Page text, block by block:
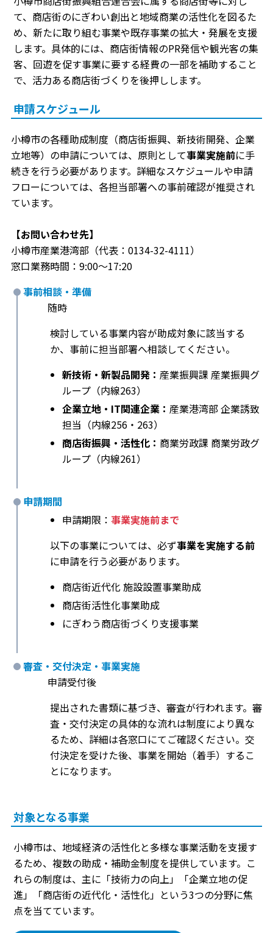
て、商店街のにぎわい創出と地域商業の活性化を図るた
め、新たに取り組む事業や既存事業の拡大・発展を支援
します。具体的には、商店街情報のPR発信や観光客の集
客、回遊を促す事業に要する経費の一部を補助すること
で、活力ある商店街づくりを後押しします。
申請スケジュール
小樽市の各種助成制度（商店街振興、新技術開発、企業
立地等）の申請については、原則として事業実施前に手
続きを行う必要があります。詳細なスケジュールや申請
フローについては、各担当部署への事前確認が推奨され
ています。
【お問い合わせ先】
小樽市産業港湾部（代表：0134-32-4111）
窓口業務時間：9:00〜17:20
事前相談・準備
随時
検討している事業内容が助成対象に該当する
か、事前に担当部署へ相談してください。
新技術・新製品開発： 産業振興課 産業振興グ
ループ（内線263）
企業立地・IT関連企業： 産業港湾部 企業誘致
担当（内線256・263）
商店街振興・活性化： 商業労政課 商業労政グ
ループ（内線261）
申請期間
申請期限： 事業実施前まで
以下の事業については、必ず事業を実施する前
に申請を行う必要があります。
商店街近代化 施設設置事業助成
商店街活性化事業助成
にぎわう商店街づくり支援事業
審査・交付決定・事業実施
申請受付後
提出された書類に基づき、審査が行われます。審
査・交付決定の具体的な流れは制度により異な
るため、詳細は各窓口にてご確認ください。交
付決定を受けた後、事業を開始（着手）するこ
とになります。
対象となる事業
小樽市は、地域経済の活性化と多様な事業活動を支援す
るため、複数の助成・補助金制度を提供しています。こ
れらの制度は、主に「技術力の向上」「企業立地の促
進」「商店街の近代化・活性化」という3つの分野に焦
点を当てています。